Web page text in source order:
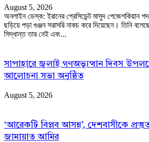
August 5, 2026
অনলাইন ডেস্ক: ইরানের প্রেসিডেন্ট মাসুদ পেজেশকিয়ান
ছড়িয়ে পড়া গুঞ্জন সরাসরি নাকচ করে দিয়েছেন। তিনি
সিদ্ধান্ত তার নেই এবং...
সাপাহারে জুলাই গণঅভ্যুত্থান দিবস
আলোচনা সভা অনুষ্ঠিত
August 5, 2026
‘আরেকটি বিপ্লব আসন্ন’, দেশবাসীকে
জামায়াত আমির